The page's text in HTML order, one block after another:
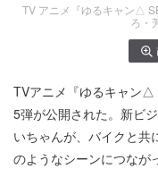
TV アニメ『ゆるキャン△
ろ・
TVアニメ『ゆるキャン△
5弾が公開された。新ビ
いちゃんが、バイクと共
のようなシーンにつなが